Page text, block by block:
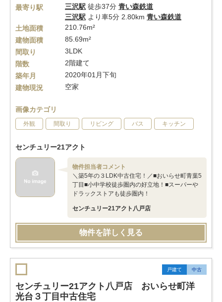
最寄り駅
三沢駅 徒歩37分 青い森鉄道
三沢駅 より車5分 2.80km 青い森鉄道
土地面積
210.76m²
建物面積
85.69m²
間取り
3LDK
階数
2階建て
築年月
2020年01月下旬
建物現況
空家
画像カテゴリ
外観 間取り リビング バス キッチン
センチュリー21アクト
物件担当者コメント
＼築5年の３LDK中古住宅！／■おいらせ町青葉5
丁目■小中学校徒歩圏内の好立地！■スーパーや
ドラックストアも徒歩圏内！
センチュリー21アクト八戸店
物件を詳しく見る
戸建て 中古
センチュリー21アクト八戸店 おいらせ町洋
光台３丁目中古住宅